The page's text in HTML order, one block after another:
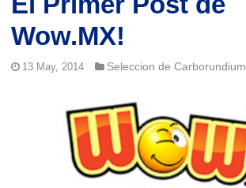
Wow.MX!
13 May, 2014 Seleccion de Carborundium